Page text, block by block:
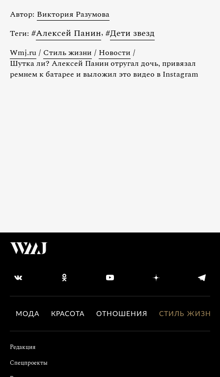
Автор: Виктория Разумова
Теги: #Алексей Панин, #Дети звезд
Wmj.ru / Стиль жизни / Новости /
Шутка ли? Алексей Панин отругал дочь, привязал
ремнем к батарее и выложил это видео в Instagram
МОДА КРАСОТА ОТНОШЕНИЯ СТИЛЬ ЖИЗНИ
Редакция
Спецпроекты